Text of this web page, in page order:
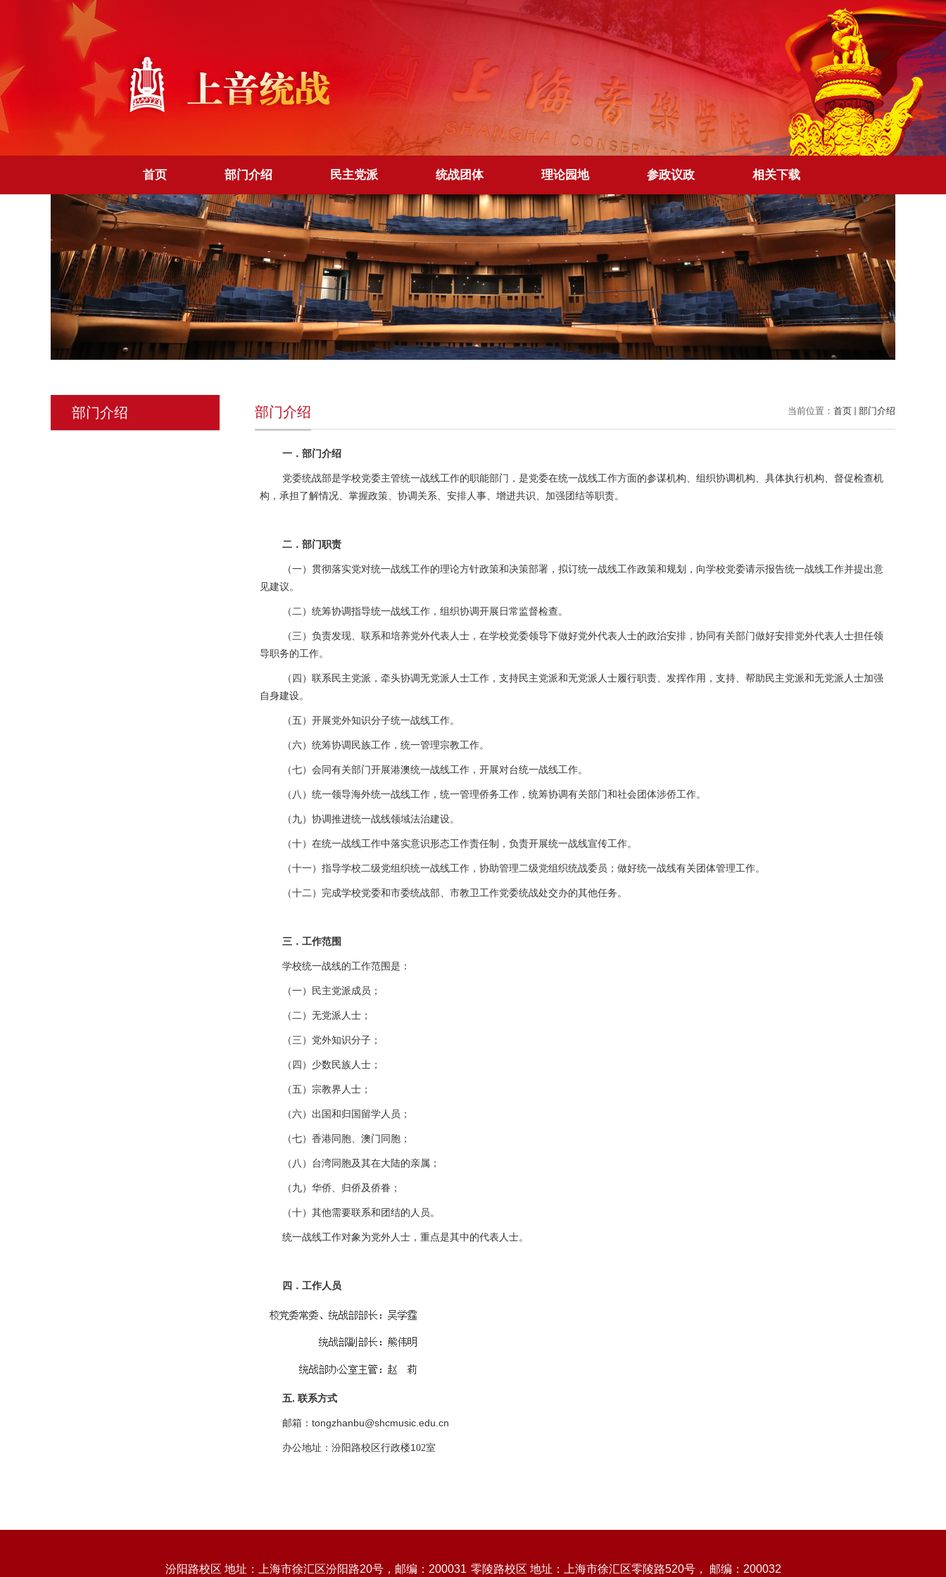
首页 部门介绍 民主党派 统战团体 理论园地 参政议政 相关下载
部门介绍 当前位置： 首页 部门介绍
部门介绍
一．部门介绍
党委统战部是学校党委主管统一战线工作的职能部门，是党委在统一战线工作方面的参谋机构、组织协调机构、具体执行机构、督促检查机
构，承担了解情况、掌握政策、协调关系、安排人事、增进共识、加强团结等职责。
二．部门职责
（一）贯彻落实党对统一战线工作的理论方针政策和决策部署，拟订统一战线工作政策和规划，向学校党委请示报告统一战线工作并提出意
见建议。
（二）统筹协调指导统一战线工作，组织协调开展日常监督检查。
（三）负责发现、联系和培养党外代表人士，在学校党委领导下做好党外代表人士的政治安排，协同有关部门做好安排党外代表人士担任领
导职务的工作。
（四）联系民主党派，牵头协调无党派人士工作，支持民主党派和无党派人士履行职责、发挥作用，支持、帮助民主党派和无党派人士加强
自身建设。
（五）开展党外知识分子统一战线工作。
（六）统筹协调民族工作，统一管理宗教工作。
（七）会同有关部门开展港澳统一战线工作，开展对台统一战线工作。
（八）统一领导海外统一战线工作，统一管理侨务工作，统筹协调有关部门和社会团体涉侨工作。
（九）协调推进统一战线领域法治建设。
（十）在统一战线工作中落实意识形态工作责任制，负责开展统一战线宣传工作。
（十一）指导学校二级党组织统一战线工作，协助管理二级党组织统战委员；做好统一战线有关团体管理工作。
（十二）完成学校党委和市委统战部、市教卫工作党委统战处交办的其他任务。
三．工作范围
学校统一战线的工作范围是：
（一）民主党派成员；
（二）无党派人士；
（三）党外知识分子；
（四）少数民族人士；
（五）宗教界人士；
（六）出国和归国留学人员；
（七）香港同胞、澳门同胞；
（八）台湾同胞及其在大陆的亲属；
（九）华侨、归侨及侨眷；
（十）其他需要联系和团结的人员。
统一战线工作对象为党外人士，重点是其中的代表人士。
四．工作人员
五. 联系方式
邮箱： tongzhanbu@shcmusic.edu.cn
办公地址：汾阳路校区行政楼1 02室
汾阳路校区 地址：上海市徐汇区汾阳路20号，邮编：200031 零陵路校区 地址：上海市徐汇区零陵路520号， 邮编：200032